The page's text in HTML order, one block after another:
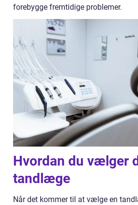
forebygge fremtidige problemer.
Hvordan du vælger
tandlæge
Når det kommer til at vælge en